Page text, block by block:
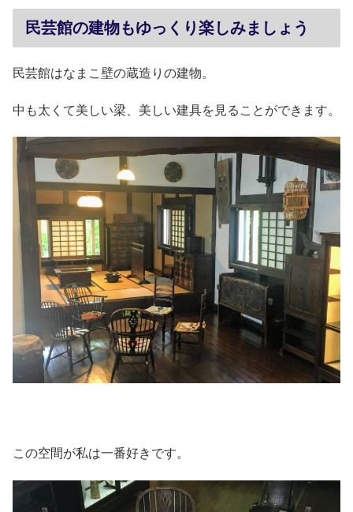
民芸館の建物もゆっくり楽しみましょう
民芸館はなまこ壁の蔵造りの建物。
中も太くて美しい梁、美しい建具を見ることができます。
この空間が私は一番好きです。